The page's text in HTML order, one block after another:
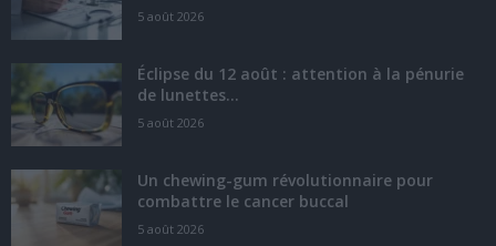
5 août 2026
Éclipse du 12 août : attention à la pénurie
de lunettes...
5 août 2026
Un chewing-gum révolutionnaire pour
combattre le cancer buccal
5 août 2026